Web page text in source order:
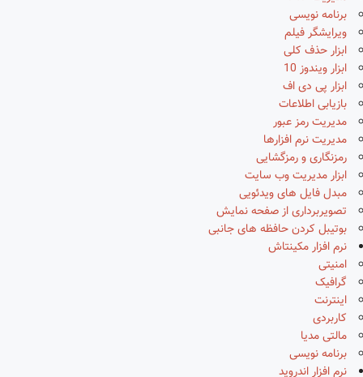
برنامه نویسی
ویرایشگر فیلم
ابزار حذف کلی
ابزار ویندوز 10
ابزار پی دی اف
بازیابی اطلاعات
مدیریت رمز عبور
مدیریت نرم افزارها
رمزنگاری و رمزگشایی
ابزار مدیریت وب سایت
مبدل فایل های ویدئویی
تصویربرداری از صفحه نمایش
بوتیبل کردن حافظه های جانبی
نرم افزار مکینتاش
امنیتی
گرافیک
اینترنت
کاربردی
مالتی مدیا
برنامه نویسی
نرم افزار اندروید